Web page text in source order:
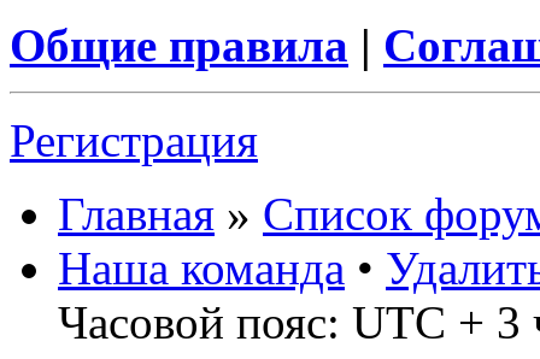
Общие правила |
Регистрация
Главная » Список
Наша команда •
Часовой пояс: UTC + 3